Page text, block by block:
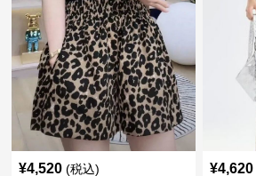
¥4,520 (税込) ¥4,620